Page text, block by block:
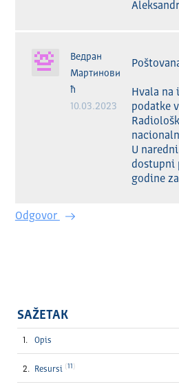
Ведран
Мартинови
ћ
10.03.2023
Hvala na
podatke
U
dostupni
godine
Odgovor
SAŽETAK
Opis
Resursi 11